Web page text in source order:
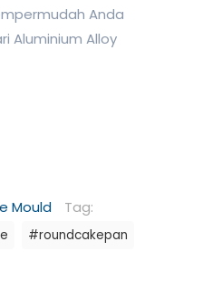
Anda
Aluminium Alloy
Mould Tag:
#roundcakepan